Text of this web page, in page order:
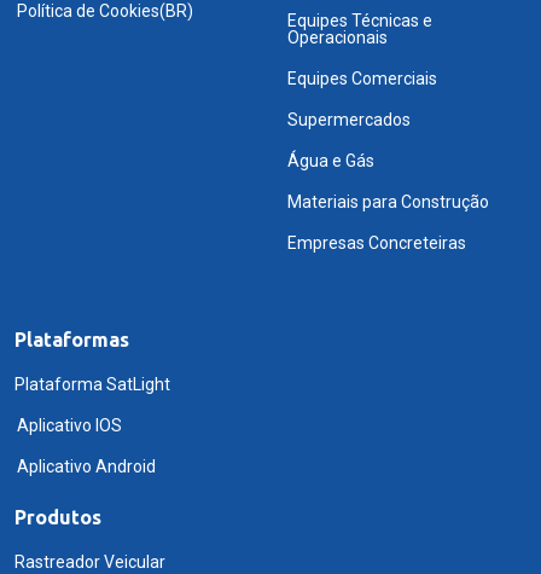
Política de Cookies(BR)
Equipes Técnicas e
Operacionais
Equipes Comerciais
Supermercados
Água e Gás
Materiais para Construção
Empresas Concreteiras
Plataformas
Plataforma SatLight
Aplicativo IOS
Aplicativo Android
Produtos
Rastreador Veicular